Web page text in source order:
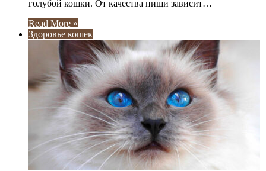
голубой кошки. От качества пищи зависит…
Read More »
Здоровье кошек